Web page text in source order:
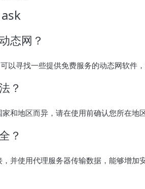
态网？
以寻找一些提供免费服务的动态网软件
？
和地区而异，请在使用前确认您所在地
？
并使用代理服务器传输数据，能够增加